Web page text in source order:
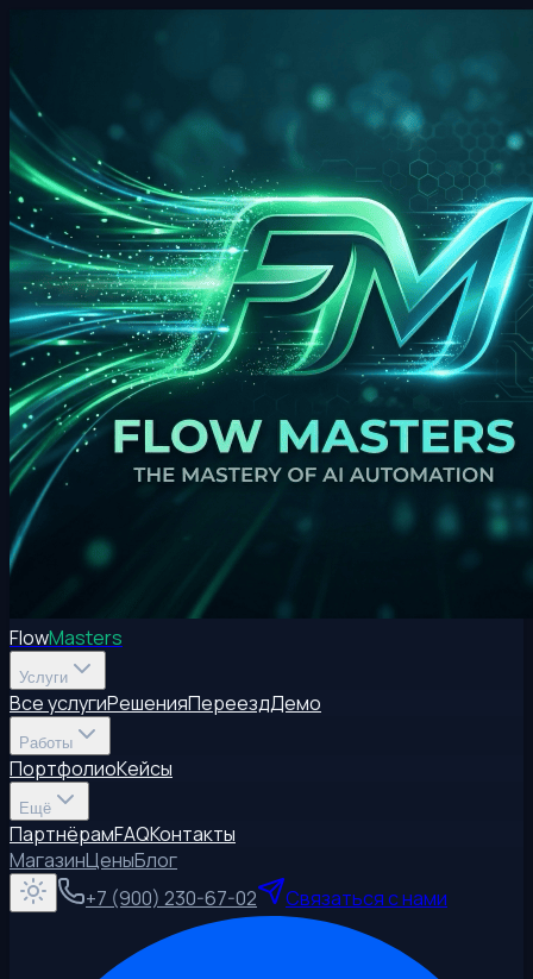
FlowMasters
Услуги
Все услугиРешенияПереездДемо
Работы
ПортфолиоКейсы
Ещё
ПартнёрамFAQКонтакты
МагазинЦеныБлог
+7 (900) 230-67-02
Связаться с нами